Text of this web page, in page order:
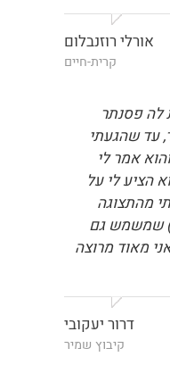
אורלי רוזנבלום
קרית-חיים
לה פסנתר
עד שהגעתי
אמר לי
הציע לי על
מהתצוגה
) שמשמש גם
מאוד מרוצה
דרור יעקובי
קיבוץ שמיר